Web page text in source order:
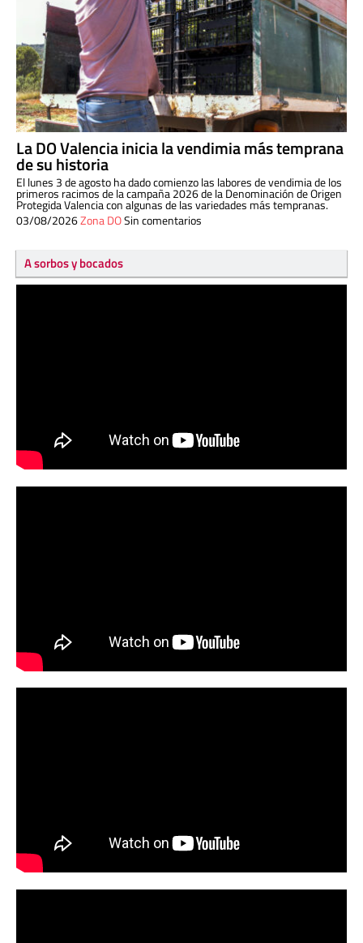
La DO Valencia inicia la vendimia más temprana
de su historia
El lunes 3 de agosto ha dado comienzo las labores de vendimia de los
primeros racimos de la campaña 2026 de la Denominación de Origen
Protegida Valencia con algunas de las variedades más tempranas.
03/08/2026Zona DOSin comentarios
A sorbos y bocados